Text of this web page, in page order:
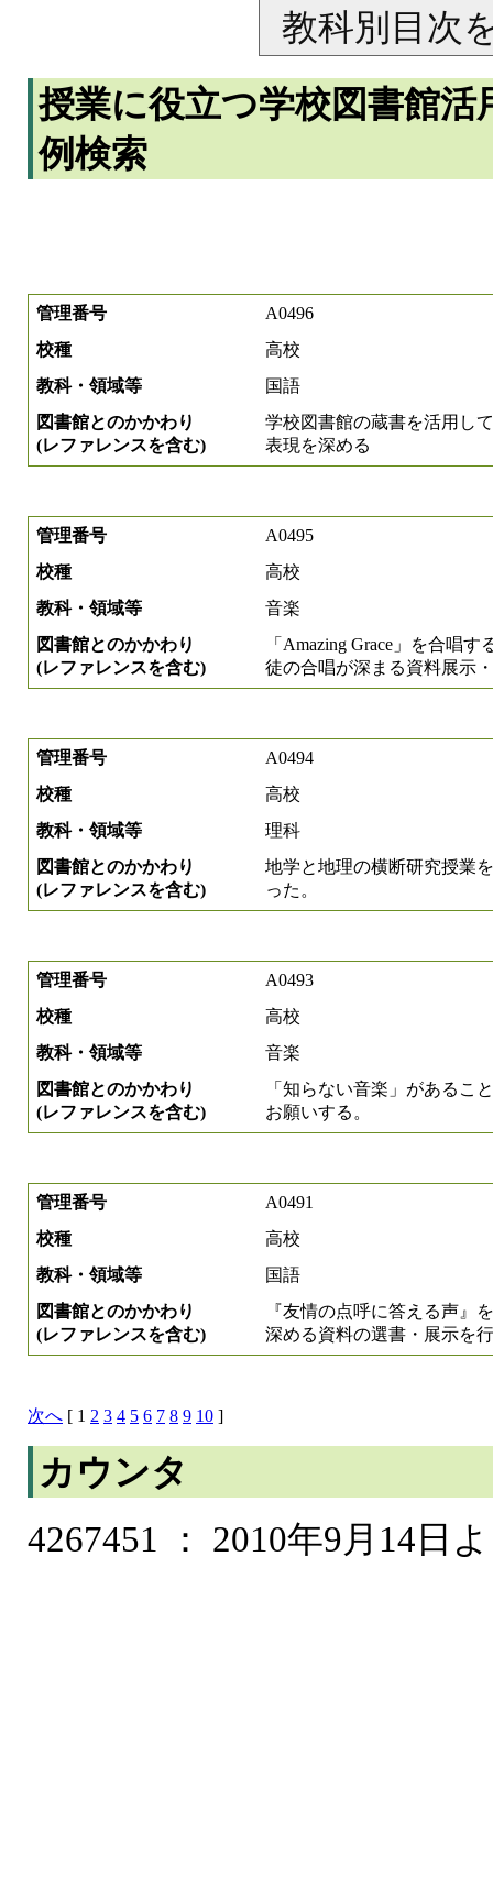
教科別目次
授業に役立つ学校図書館
例検索
管理番号
A0496
校種
高校
教科・領域等
国語
図書館とのかかわり
(レファレンスを含む)
学校図書館の蔵書を活用し
表現を深める
管理番号
A0495
校種
高校
教科・領域等
音楽
図書館とのかかわり
(レファレンスを含む)
「Amazing Grace」を合唱
徒の合唱が深まる資料展示
管理番号
A0494
校種
高校
教科・領域等
理科
図書館とのかかわり
(レファレンスを含む)
地学と地理の横断研究授業
った。
管理番号
A0493
校種
高校
教科・領域等
音楽
図書館とのかかわり
(レファレンスを含む)
「知らない音楽」があるこ
お願いする。
管理番号
A0491
校種
高校
教科・領域等
国語
図書館とのかかわり
(レファレンスを含む)
『友情の点呼に答える声』
深める資料の選書・展示を
次へ [ 1 2 3 4 5 6 7 8 9 10 ]
カウンタ
4267451 ： 2010年9月14日